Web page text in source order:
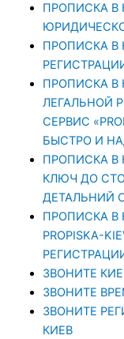
ПРОПИСКА В
ПРОПИСКА В
ПРОПИСКА В
ЛЕГАЛЬНОЙ
СЕРВИС
БЫСТРО И
ПРОПИСКА В
КЛЮЧ ДО
ДЕТАЛЬНИЙ
ПРОПИСКА В
PROPISKA-
ЗВОНИТЕ
ЗВОНИТЕ
ЗВОНИТЕ
КИЕВ